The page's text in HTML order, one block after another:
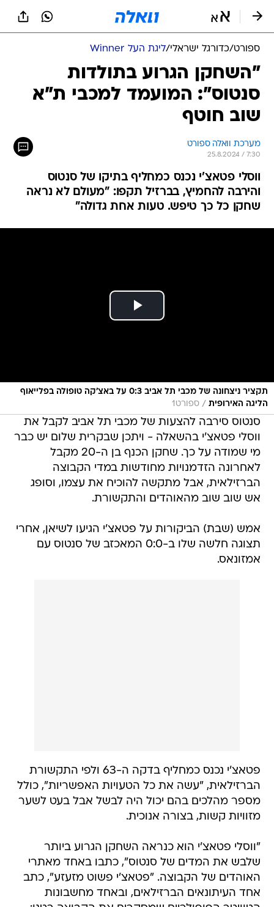
ספורט/כדורגל ישראלי/ליגת העל Winner
"השחקן הגרוע בתולדות
סנטוס": המועמד למכבי ת"א
שוב חוטף
מערכת וואלה ספורט
25.8.2024 / 7:30
ווסלי פטאצ'י נכנס כמחליף בתיקו של סנטוס
והירבה להחמיץ, בברזיל תקפו: "מעולם לא נראה
שחקן כל כך טיפש. טעות אחת גדולה"
תקציר ניצחונה של מכבי תל אביב 0:3 על באצ'קה טופולה בפלייאוף
הליגה האירופית / ספורט1
סנטוס סירבה להצעות של מכבי תל אביב לקבל את
ווסלי פטאצ'י בהשאלה - ויתכן שבקרית שלום יש כבר
מי שמודה על כך. שחקן הכנף בן ה-20 מקבל
לאחרונה הזדמנויות מחודשות במדי הקבוצה
הברזילאית, אבל מתקשה להוכיח את עצמו, וסופג
אש שוב שוב מהאוהדים והתקשורת.
אמש (שבת) הביקורות על פטאצ'י הגיעו לשיאן, אחרי
תצוגה חלשה שלו ב-0:0 המאכזב של סנטוס עם
אמזונאס.
פטאצ'י נכנס כמחליף בדקה ה-63 ולפי התקשורת
הברזילאית, "עשה את כל הטעויות האפשריות", כולל
מספר מהלכים בהם יכול היה לבשל אבל בעט לשער
מזוויות קשות, בצורה אנוכית.
"ווסלי פטאצ'י הוא כנראה השחקן הגרוע ביותר
שלבש את המדים של סנטוס", כתבו באחד מאתרי
האוהדים של הקבוצה. "פטאצ'י פשוט מזעזע", כתב
אחד העיתונאים הברזילאים, ובאחד מחשבונות